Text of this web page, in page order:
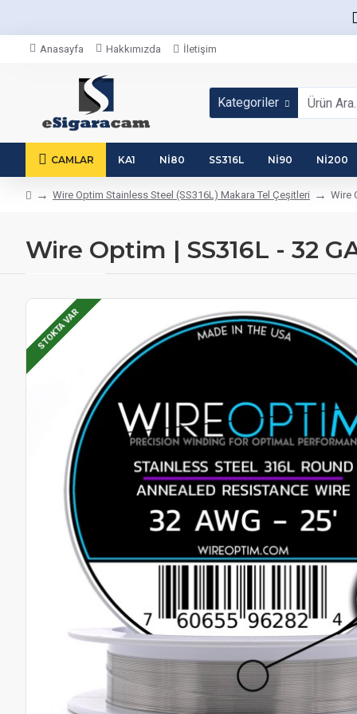
Anasayfa Hakkımızda İletişim
Kategoriler
CAMLAR KA1 NI80 SS316L NI90 NI200
Wire Optim Stainless Steel (SS316L) Makara Tel Çeşitleri Wire
Wire Optim | SS316L - 32
STOKTA VAR